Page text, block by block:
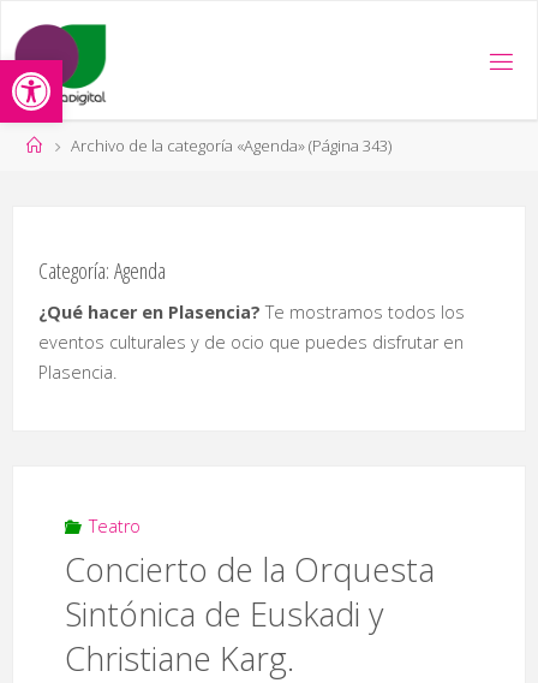
Abrir barra de herramientas
contenido
PáginaArchivo de la categoría «Agenda»(Página 343)
Categoría:Agenda
¿Qué hacer en Plasencia? Te mostramos todos los
eventos culturales y de ocio que puedes disfrutar en
Plasencia.
Teatro
Concierto de la Orquesta
Sintónica de Euskadi y
Christiane Karg.